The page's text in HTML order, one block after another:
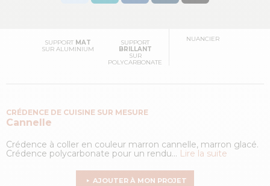
SUPPORT MAT
SUR ALUMINIUM
SUPPORT
BRILLANT
SUR
POLYCARBONATE
NUANCIER
CRÉDENCE DE CUISINE SUR MESURE
Cannelle
Crédence à coller en couleur marron cannelle, marron glacé.
Crédence polycarbonate pour un rendu... Lire la suite
AJOUTER À MON PROJET